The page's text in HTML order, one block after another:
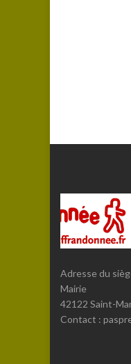
Adresse du
Mairie
42122 Saint-
Contact :